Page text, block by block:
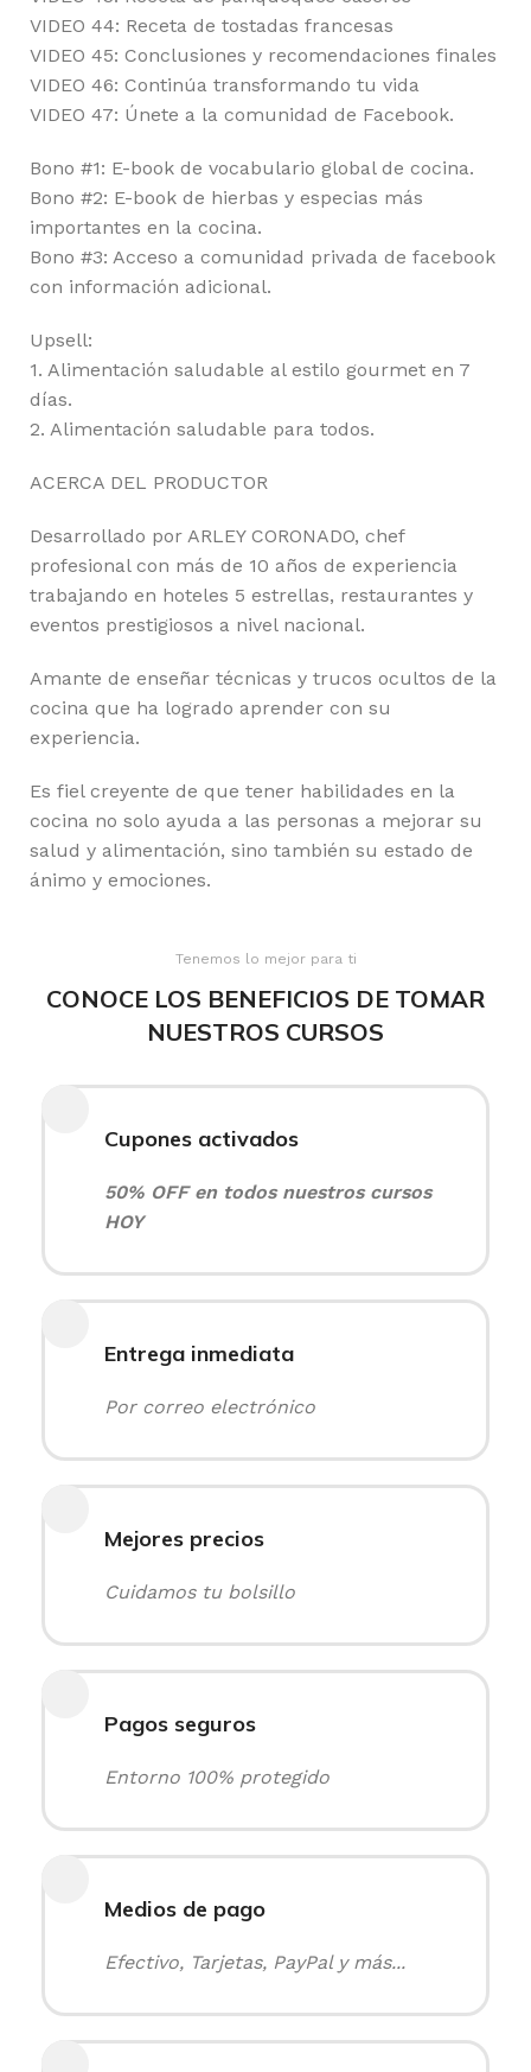
VIDEO 44: Receta de tostadas francesas
VIDEO 45: Conclusiones y recomendaciones finales
VIDEO 46: Continúa transformando tu vida
VIDEO 47: Únete a la comunidad de Facebook.
Bono #1: E-book de vocabulario global de cocina.
Bono #2: E-book de hierbas y especias más
importantes en la cocina.
Bono #3: Acceso a comunidad privada de facebook
con información adicional.
Upsell:
1. Alimentación saludable al estilo gourmet en 7
días.
2. Alimentación saludable para todos.
ACERCA DEL PRODUCTOR
Desarrollado por ARLEY CORONADO, chef
profesional con más de 10 años de experiencia
trabajando en hoteles 5 estrellas, restaurantes y
eventos prestigiosos a nivel nacional.
Amante de enseñar técnicas y trucos ocultos de la
cocina que ha logrado aprender con su
experiencia.
Es fiel creyente de que tener habilidades en la
cocina no solo ayuda a las personas a mejorar su
salud y alimentación, sino también su estado de
ánimo y emociones.
Tenemos lo mejor para ti
CONOCE LOS BENEFICIOS DE TOMAR
NUESTROS CURSOS
Cupones activados
50% OFF en todos nuestros cursos
HOY
Entrega inmediata
Por correo electrónico
Mejores precios
Cuidamos tu bolsillo
Pagos seguros
Entorno 100% protegido
Medios de pago
Efectivo, Tarjetas, PayPal y más...